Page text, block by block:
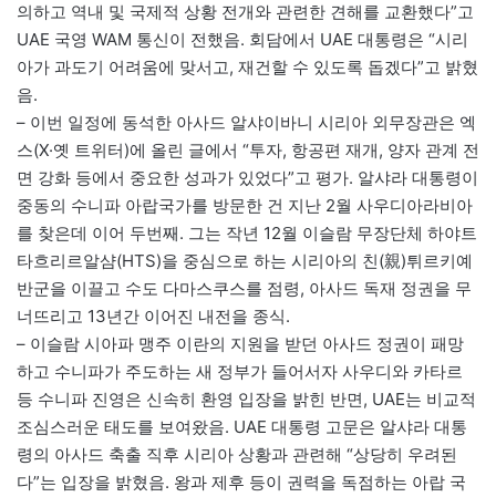
의하고 역내 및 국제적 상황 전개와 관련한 견해를 교환했다”고
UAE 국영 WAM 통신이 전했음. 회담에서 UAE 대통령은 “시리
아가 과도기 어려움에 맞서고, 재건할 수 있도록 돕겠다”고 밝혔
음.
– 이번 일정에 동석한 아사드 알샤이바니 시리아 외무장관은 엑
스(X·옛 트위터)에 올린 글에서 “투자, 항공편 재개, 양자 관계 전
면 강화 등에서 중요한 성과가 있었다”고 평가. 알샤라 대통령이
중동의 수니파 아랍국가를 방문한 건 지난 2월 사우디아라비아
를 찾은데 이어 두번째. 그는 작년 12월 이슬람 무장단체 하야트
타흐리르알샴(HTS)을 중심으로 하는 시리아의 친(親)튀르키예
반군을 이끌고 수도 다마스쿠스를 점령, 아사드 독재 정권을 무
너뜨리고 13년간 이어진 내전을 종식.
– 이슬람 시아파 맹주 이란의 지원을 받던 아사드 정권이 패망
하고 수니파가 주도하는 새 정부가 들어서자 사우디와 카타르
등 수니파 진영은 신속히 환영 입장을 밝힌 반면, UAE는 비교적
조심스러운 태도를 보여왔음. UAE 대통령 고문은 알샤라 대통
령의 아사드 축출 직후 시리아 상황과 관련해 “상당히 우려된
다”는 입장을 밝혔음. 왕과 제후 등이 권력을 독점하는 아랍 국